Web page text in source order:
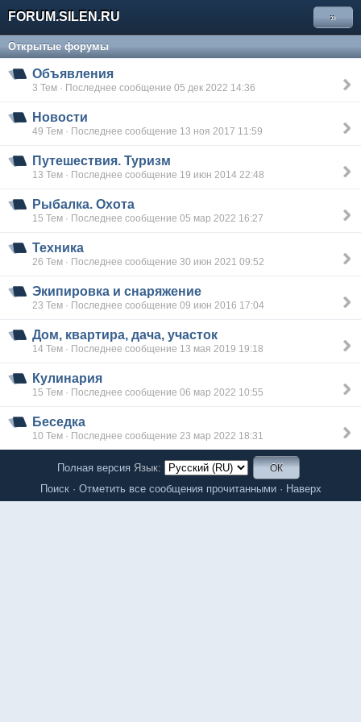
FORUM.SILEN.RU »
Открытые форумы
Объявления
3 Тем · Последнее сообщение 05 дек 2022 14:36
Новости
49 Тем · Последнее сообщение 13 ноя 2017 11:59
Путешествия. Туризм
13 Тем · Последнее сообщение 19 июн 2014 22:48
Рыбалка. Охота
15 Тем · Последнее сообщение 05 мар 2022 16:27
Техника
26 Тем · Последнее сообщение 30 июн 2021 09:52
Экипировка и снаряжение
23 Тем · Последнее сообщение 09 июн 2016 17:04
Дом, квартира, дача, участок
14 Тем · Последнее сообщение 13 мая 2019 19:18
Кулинария
15 Тем · Последнее сообщение 06 мар 2022 10:55
Беседка
10 Тем · Последнее сообщение 23 мар 2022 18:31
Полная версия Язык:
Поиск· Отметить все сообщения прочитанными· Наверх